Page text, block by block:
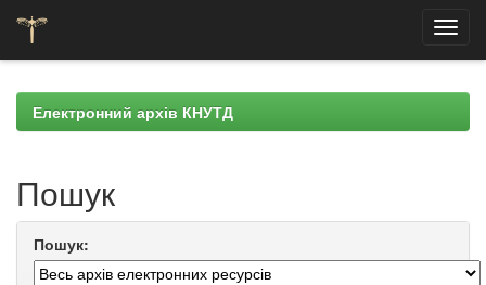
navigationЕлектронний архів КНУТД
Пошук
Пошук: